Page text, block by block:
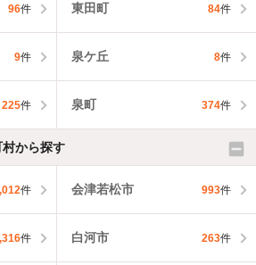
96件 東田町 84件
9件 泉ケ丘 8件
225件 泉町 374件
から探す
件 会津若松市 993件
件 白河市 263件